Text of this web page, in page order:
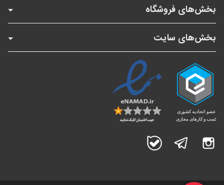
بخش‌های فروشگاه
بخش‌های سایت
اینستاگرام تلگرام